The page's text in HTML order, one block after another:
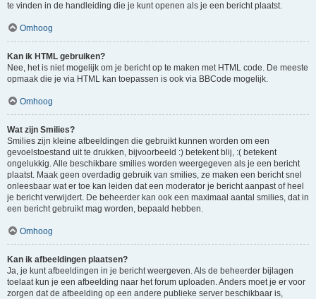
te vinden in de handleiding die je kunt openen als je een bericht plaatst.
Omhoog
Kan ik HTML gebruiken?
Nee, het is niet mogelijk om je bericht op te maken met HTML code. De meeste
opmaak die je via HTML kan toepassen is ook via BBCode mogelijk.
Omhoog
Wat zijn Smilies?
Smilies zijn kleine afbeeldingen die gebruikt kunnen worden om een
gevoelstoestand uit te drukken, bijvoorbeeld :) betekent blij, :( betekent
ongelukkig. Alle beschikbare smilies worden weergegeven als je een bericht
plaatst. Maak geen overdadig gebruik van smilies, ze maken een bericht snel
onleesbaar wat er toe kan leiden dat een moderator je bericht aanpast of heel
je bericht verwijdert. De beheerder kan ook een maximaal aantal smilies, dat in
een bericht gebruikt mag worden, bepaald hebben.
Omhoog
Kan ik afbeeldingen plaatsen?
Ja, je kunt afbeeldingen in je bericht weergeven. Als de beheerder bijlagen
toelaat kun je een afbeelding naar het forum uploaden. Anders moet je er voor
zorgen dat de afbeelding op een andere publieke server beschikbaar is,